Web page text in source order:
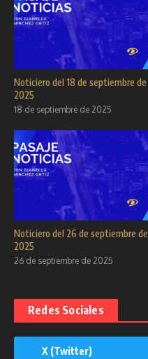
Noticiero del 18 de septiembre de
2025
18 de septiembre de 2025
Noticiero del 26 de septiembre de
2025
26 de septiembre de 2025
Redes Sociales
X (Twitter)